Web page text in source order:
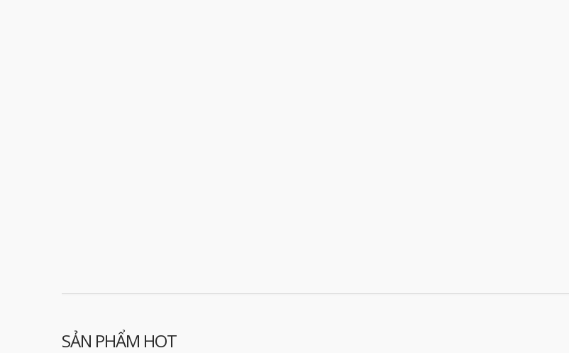
SẢN PHẨM HOT